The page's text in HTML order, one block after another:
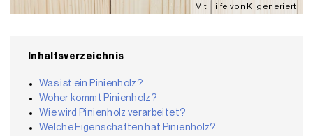
Mit Hilfe von KI generiert.
Inhaltsverzeichnis
Was ist ein Pinienholz?
Woher kommt Pinienholz?
Wie wird Pinienholz verarbeitet?
Welche Eigenschaften hat Pinienholz?